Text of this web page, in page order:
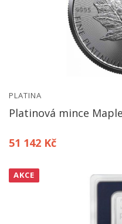
PLATINA
Platinová mince
51 142 Kč
AKCE